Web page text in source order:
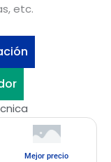
etc.
Mejor precio